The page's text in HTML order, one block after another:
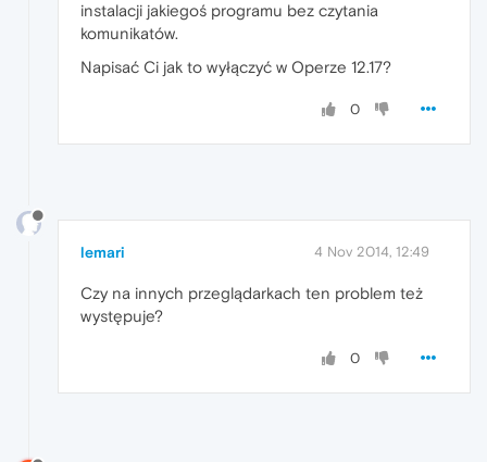
instalacji jakiegoś programu bez czytania
komunikatów.
Napisać Ci jak to wyłączyć w Operze 12.17?
0
lemari 4 Nov 2014, 12:49
Czy na innych przeglądarkach ten problem też
występuje?
0